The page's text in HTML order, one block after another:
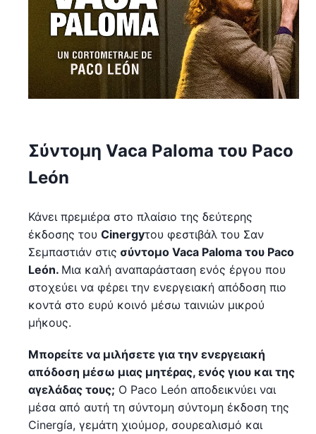
Σύντομη Vaca Paloma του Paco
León
Κάνει πρεμιέρα στο πλαίσιο της δεύτερης
έκδοσης του Cinergyτου φεστιβάλ του Σαν
Σεμπαστιάν στις σύντομο Vaca Paloma του Paco
León. Μια καλή αναπαράσταση ενός έργου που
στοχεύει να φέρει την ενεργειακή απόδοση πιο
κοντά στο ευρύ κοινό μέσω ταινιών μικρού
μήκους.
Μπορείτε να μιλήσετε για την ενεργειακή
απόδοση μέσω μιας μητέρας, ενός γιου και της
αγελάδας τους; Ο Paco León αποδεικνύει ναι
μέσα από αυτή τη σύντομη σύντομη έκδοση της
Cinergía, γεμάτη χιούμορ, σουρεαλισμό και